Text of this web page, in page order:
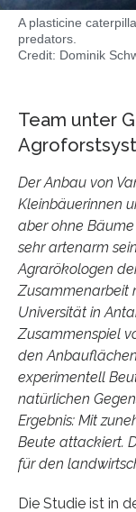
A plasticine
predators.
Credit: Dominik
Team unter
Der Anbau von
Kleinbäuerinnen
aber ohne
sehr artenarm
Agrarökologen
Zusammenarbeit
Universität in
Zusammenspiel
den
experimentell
natürlichen
Ergebnis: Mit
Beute attackiert.
für den
Die Studie ist in